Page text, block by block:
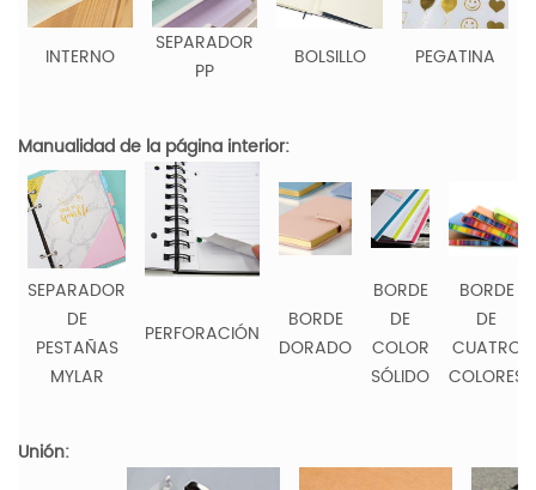
INTERNO
SEPARADOR
PP
BOLSILLO PEGATINA
Manualidad de la página interior:
SEPARADOR
DE
PESTAÑAS
MYLAR
PERFORACIÓN
BORDE
DORADO
BORDE
DE
COLOR
SÓLIDO
BORDE
DE
CUATRO
COLORES
Unión: